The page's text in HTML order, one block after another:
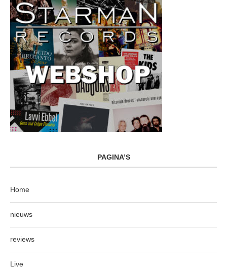
PAGINA’S
Home
nieuws
reviews
Live